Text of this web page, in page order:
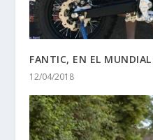
FANTIC, EN EL
12/04/2018